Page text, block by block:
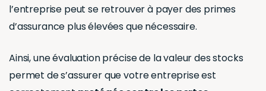
l’entreprise peut se retrouver à payer des primes
d’assurance plus élevées que nécessaire.
Ainsi, une évaluation précise de la valeur des stocks
permet de s’assurer que votre entreprise est